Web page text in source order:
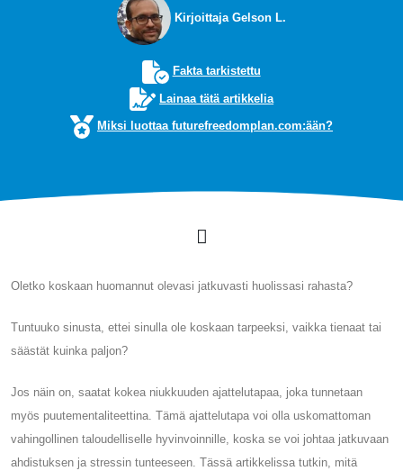
Kirjoittaja Gelson L.
Fakta tarkistettu
Lainaa tätä artikkelia
Miksi luottaa futurefreedomplan.com:ään?
Oletko koskaan huomannut olevasi jatkuvasti huolissasi rahasta?
Tuntuuko sinusta, ettei sinulla ole koskaan tarpeeksi, vaikka tienaat tai
säästät kuinka paljon?
Jos näin on, saatat kokea niukkuuden ajattelutapaa, joka tunnetaan
myös puutementaliteettina. Tämä ajattelutapa voi olla uskomattoman
vahingollinen taloudelliselle hyvinvoinnille, koska se voi johtaa jatkuvaan
ahdistuksen ja stressin tunteeseen. Tässä artikkelissa tutkin, mitä